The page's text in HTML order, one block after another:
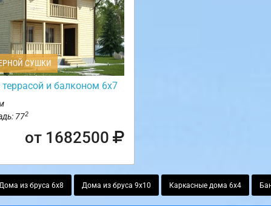
СУШКИ
и балконом 6х7
772
от 1682500
Дома из бруса 6х8 Дома из бруса 9х10 Каркасные дома 6х4